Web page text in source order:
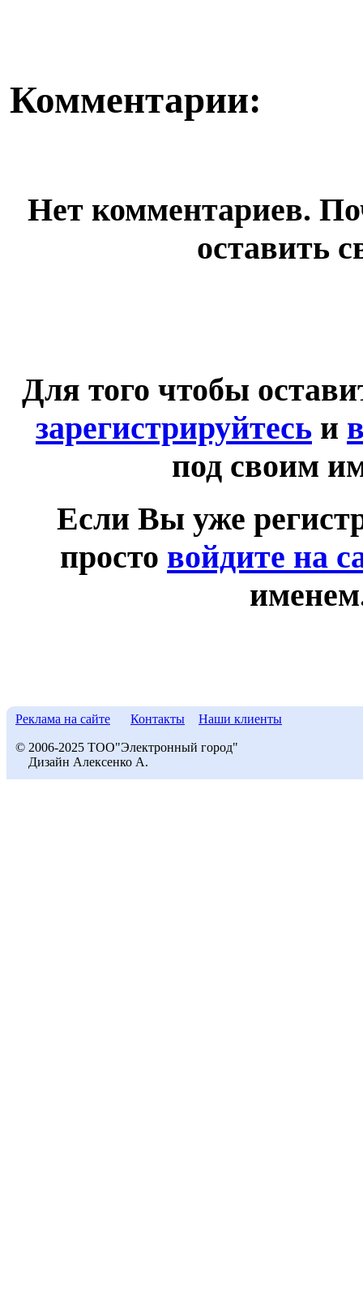
Комментарии:
Нет комментариев.
оставить
Для того чтобы
зарегистрируйтесь и
под своим
Если Вы уже
просто войдите на
Реклама на сайте Контакты Наши клиенты
© 2006-2025 ТОО"Электронный город"
Дизайн Алексенко А.